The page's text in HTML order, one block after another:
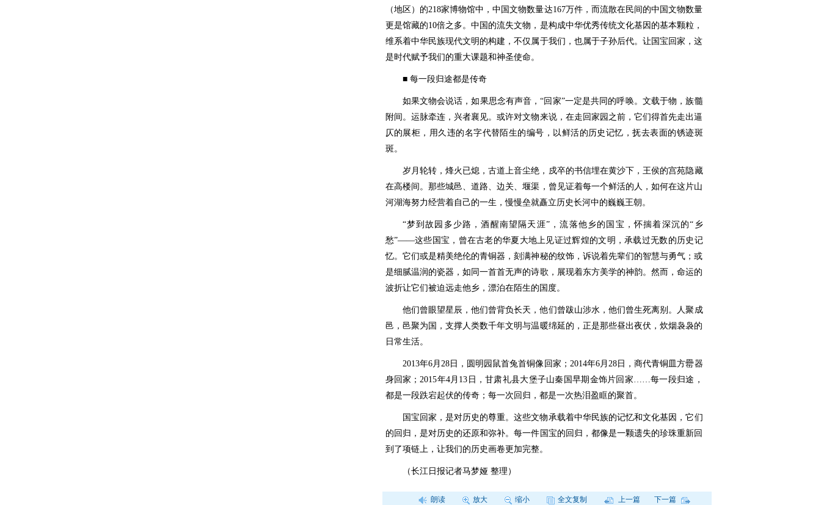
（地区）的218家博物馆中，中国文物数量达167万件，而流散在民间的中国文物数量
更是馆藏的10倍之多。中国的流失文物，是构成中华优秀传统文化基因的基本颗粒，
维系着中华民族现代文明的构建，不仅属于我们，也属于子孙后代。让国宝回家，这
是时代赋予我们的重大课题和神圣使命。
■ 每一段归途都是传奇
如果文物会说话，如果思念有声音，“回家”一定是共同的呼唤。文载于物，族髓
附间。运脉牵连，兴者襄见。或许对文物来说，在走回家园之前，它们得首先走出逼
仄的展柜，用久违的名字代替陌生的编号，以鲜活的历史记忆，抚去表面的锈迹斑
斑。
岁月轮转，烽火已熄，古道上音尘绝，戍卒的书信埋在黄沙下，王侯的宫苑隐藏
在高楼间。那些城邑、道路、边关、堰渠，曾见证着每一个鲜活的人，如何在这片山
河湖海努力经营着自己的一生，慢慢垒就矗立历史长河中的巍巍王朝。
“梦到故园多少路，酒醒南望隔天涯”，流落他乡的国宝，怀揣着深沉的“乡
愁”——这些国宝，曾在古老的华夏大地上见证过辉煌的文明，承载过无数的历史记
忆。它们或是精美绝伦的青铜器，刻满神秘的纹饰，诉说着先辈们的智慧与勇气；或
是细腻温润的瓷器，如同一首首无声的诗歌，展现着东方美学的神韵。然而，命运的
波折让它们被迫远走他乡，漂泊在陌生的国度。
他们曾眼望星辰，他们曾背负长天，他们曾跋山涉水，他们曾生死离别。人聚成
邑，邑聚为国，支撑人类数千年文明与温暖绵延的，正是那些昼出夜伏，炊烟袅袅的
日常生活。
2013年6月28日，圆明园鼠首兔首铜像回家；2014年6月28日，商代青铜皿方罍器
身回家；2015年4月13日，甘肃礼县大堡子山秦国早期金饰片回家……每一段归途，
都是一段跌宕起伏的传奇；每一次回归，都是一次热泪盈眶的聚首。
国宝回家，是对历史的尊重。这些文物承载着中华民族的记忆和文化基因，它们
的回归，是对历史的还原和弥补。每一件国宝的回归，都像是一颗遗失的珍珠重新回
到了项链上，让我们的历史画卷更加完整。
（长江日报记者马梦娅 整理）
朗读 放大 缩小 全文复制 上一篇 下一篇